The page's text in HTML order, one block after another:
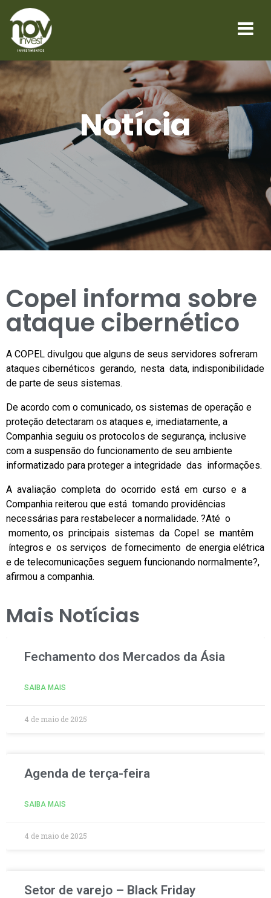
Notícia
Copel informa sobre
ataque cibernético
A COPEL divulgou que alguns de seus servidores sofreram
ataques cibernéticos gerando, nesta data, indisponibilidade
de parte de seus sistemas.
De acordo com o comunicado, os sistemas de operação e
proteção detectaram os ataques e, imediatamente, a
Companhia seguiu os protocolos de segurança, inclusive
com a suspensão do funcionamento de seu ambiente
informatizado para proteger a integridade das informações.
A avaliação completa do ocorrido está em curso e a
Companhia reiterou que está tomando providências
necessárias para restabelecer a normalidade. ?Até o
momento, os principais sistemas da Copel se mantêm
íntegros e os serviços de fornecimento de energia elétrica
e de telecomunicações seguem funcionando normalmente?,
afirmou a companhia.
Mais Notícias
Fechamento dos Mercados da Ásia
SAIBA MAIS
4 de maio de 2025
Agenda de terça-feira
SAIBA MAIS
4 de maio de 2025
Setor de varejo – Black Friday